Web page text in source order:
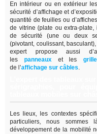
En intérieur ou en extérieur les
sécurité d’affichage et
quantité de feuilles ou
de vitrine (plate ou extra-
de sécurité (une ou deux
(pivotant, coulissant,
expert propose aussi
les
panneaux et les
de l’affichage sur câbles.
Les lieux, les contextes
particuliers, nous
développement de la mobilité